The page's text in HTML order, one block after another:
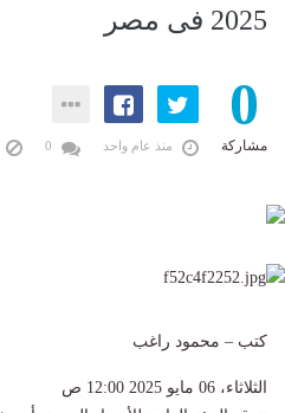
2025 فى مصر
0
مشاركة منذ عام واحد
كتب – محمود راغب
الثلاثاء، 06 مايو 2025 12:00 ص